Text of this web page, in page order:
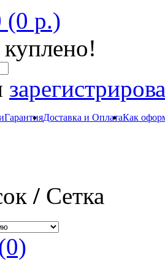
(0 р.)
ГарантияДоставка и ОплатаКак
/ Сетка